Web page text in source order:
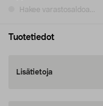
Hakee varastosaldoa...
Tuotetiedot
Lisätietoja